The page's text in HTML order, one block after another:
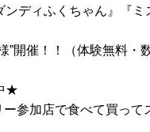
ディふくちゃん』『ミ
開催！！（体験無料・
★
参加店で食べて買って